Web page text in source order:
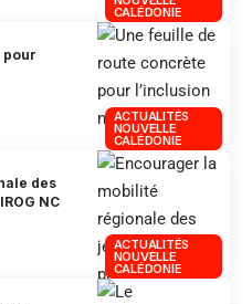
CALÉDONIE
ACTUALITÉS
NOUVELLE
CALÉDONIE
pour
ACTUALITÉS
NOUVELLE
CALÉDONIE
des
NC